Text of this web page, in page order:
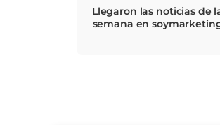
Llegaron las noticias de
semana en